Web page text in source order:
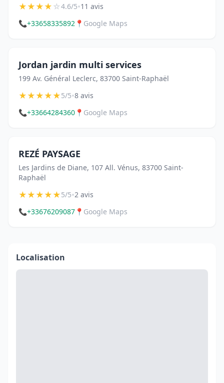
★★★★☆4.6/5•11 avis
📞+33658335892 📍 Google Maps
Jordan jardin multi services
199 Av. Général Leclerc, 83700 Saint-Raphaël
★★★★★5/5•8 avis
📞+33664284360 📍 Google Maps
REZÉ PAYSAGE
Les Jardins de Diane, 107 All. Vénus, 83700 Saint-
Raphaël
★★★★★5/5•2 avis
📞+33676209087 📍 Google Maps
Localisation